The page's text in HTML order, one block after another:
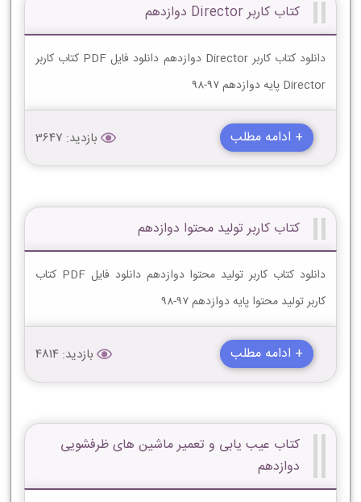
کتاب کاربر Director دوازدهم
دانلود کتاب کاربر Director دوازدهم دانلود فایل PDF کتاب کاربر
Director پایه دوازدهم 97-98
+ ادامه مطلب بازدید: 3647
کتاب کاربر تولید محتوا دوازدهم
دانلود کتاب کاربر تولید محتوا دوازدهم دانلود فایل PDF کتاب
کاربر تولید محتوا پایه دوازدهم 97-98
+ ادامه مطلب بازدید: 4814
کتاب عیب یابی و تعمیر ماشین های ظرفشویی
دوازدهم